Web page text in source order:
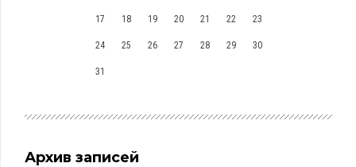
17 18 19 20 21 22 23
24 25 26 27 28 29 30
31
Архив записей